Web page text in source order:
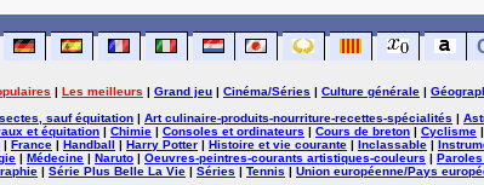
| Les meilleurs | Grand jeu | Cinéma/Séries | Culture générale |
sauf équitation | Art culinaire-produits-nourriture-recettes-spécialités |
et équitation | Chimie | Consoles et ordinateurs | Cours de breton | Cyclisme |
| France | Handball | Harry Potter | Histoire et vie courante | Inclassable |
| Médecine | Naruto | Oeuvres-peintres-courants artistiques-couleurs |
| Série Plus Belle La Vie | Séries | Tennis | Union européenne/Pays